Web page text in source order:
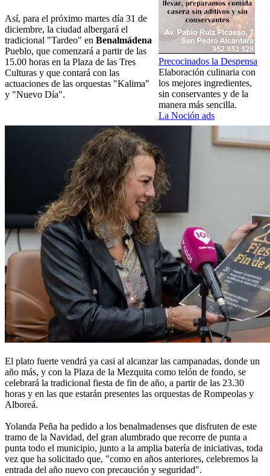
Precocinados la Despensa
Elaboración culinaria con
los mejores ingredientes,
sin conservantes y de la
manera más sencilla.
La Noción ads
Así, para el próximo martes día 31 de
diciembre, la ciudad albergará el
tradicional "Tardeo" en Benalmádena
Pueblo, que comenzará a partir de las
15.00 horas en la Plaza de las Tres
Culturas y que contará con las
actuaciones de las orquestas "Kalima"
y "Nuevo Día".
El plato fuerte vendrá ya casi al alcanzar las campanadas, donde un
año más, y con la Plaza de la Mezquita como telón de fondo, se
celebrará la tradicional fiesta de fin de año, a partir de las 23.30
horas y en las que estarán presentes las orquestas de Rompeolas y
Alboreá.
Yolanda Peña ha pedido a los benalmadenses que disfruten de este
tramo de la Navidad, del gran alumbrado que recorre de punta a
punta todo el municipio, junto a la amplia batería de iniciativas, toda
vez que ha solicitado que, "como en años anteriores, celebremos la
entrada del año nuevo con precaución y seguridad".